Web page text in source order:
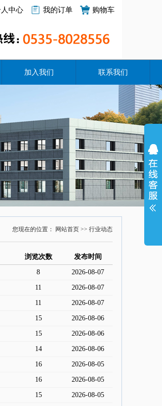
中心 我的订单 购物车
加入我们 联系我们
您现在的位置： 网站首页 >> 行业动态
浏览次数 发布时间
8 2026-08-07
11 2026-08-07
11 2026-08-07
15 2026-08-06
15 2026-08-06
14 2026-08-06
16 2026-08-05
16 2026-08-05
15 2026-08-05